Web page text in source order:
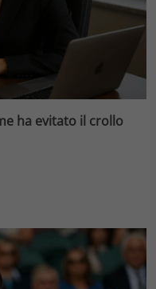
ha evitato il crollo